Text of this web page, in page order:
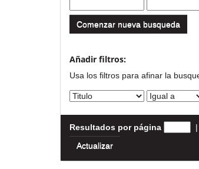
Comenzar nueva busqueda
Añadir filtros:
Usa los filtros para afinar la
Resultados por página |